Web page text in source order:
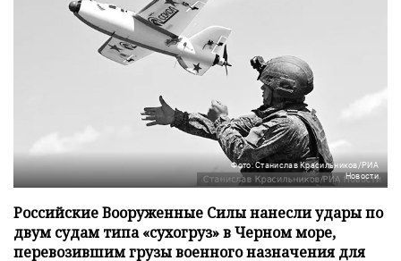
Фото: Станислав Красильников/РИА
Новости
Российские Вооруженные Силы нанесли удары по
двум судам типа «сухогруз» в Черном море,
перевозившим грузы военного назначения для